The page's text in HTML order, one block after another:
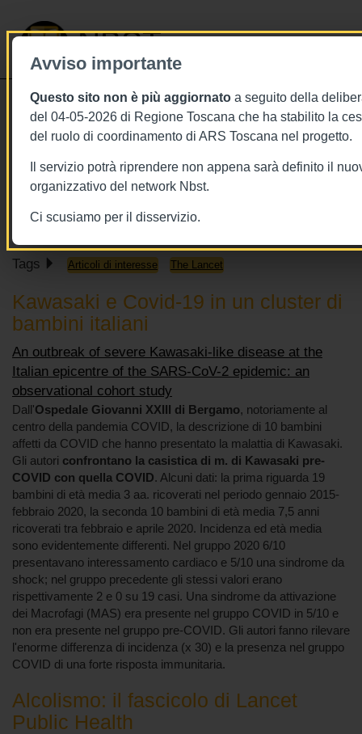
Avviso importante
Questo sito non è più aggiornato a seguito della
del 04-05-2026 di Regione Toscana che ha stabilito la
del ruolo di coordinamento di ARS Toscana nel progetto.
Il servizio potrà riprendere non appena sarà definito il
organizzativo del network Nbst.
Ci scusiamo per il disservizio.
NBST
Toggle
6 giugno 2020 - This week in The
Lancet
Tags Articoli di interesse The Lancet
Kawasaki e Covid-19 in un cluster di
bambini italiani
An outbreak of severe Kawasaki-like disease at the
Italian epicentre of the SARS-CoV-2 epidemic: an
observational cohort study
Dall'Ospedale Giovanni XXIII di Bergamo, notoriamente al
centro della pandemia COVID, la descrizione di 10 bambini
affetti da COVID che hanno presentato la malattia di Kawasaki.
Gli autori confrontano la casistica di m. di Kawasaki pre-
COVID con quella COVID. Alcuni dati: la prima riguarda 19
bambini di età media 3 aa. ricoverati nel periodo gennaio 2015-
febbraio 2020, la seconda 10 bambini di età media 7,5 anni
ricoverati tra febbraio e aprile 2020. Incidenza ed età media
sono evidentemente differenti. Nel gruppo 2020 6/10
presentavano interessamento cardiaco e 5/10 una sindrome da
shock; nel gruppo precedente gli stessi valori erano
rispettivamente 2 e 0 su 19 casi. Una sindrome da attivazione
dei Macrofagi (MAS) era presente nel gruppo COVID in 5/10 e
non era presente nel gruppo pre-COVID. Gli autori fanno rilevare
l'enorme differenza di incidenza (x 30) e la presenza nel gruppo
COVID di una forte risposta immunitaria.
Alcolismo: il fascicolo di Lancet
Public Health